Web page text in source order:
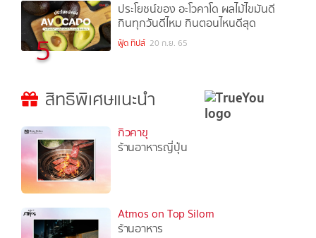
5
ประโยชน์ของ อะโวคาโด ผลไม้ไขมันดี
กินทุกวันดีไหม กินตอนไหนดีสุด
ฟู้ด ทิปส์ 20 ก.ย. 65
สิทธิพิเศษแนะนำ
กิวคาขุ
ร้านอาหารญี่ปุ่น
Atmos on Top Silom
ร้านอาหาร